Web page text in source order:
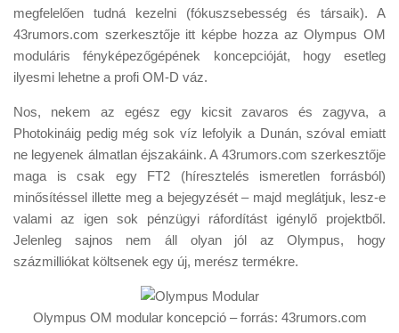
megfelelően tudná kezelni (fókuszsebesség és társaik). A
43rumors.com szerkesztője itt képbe hozza az Olympus OM
moduláris fényképezőgépének koncepcióját, hogy esetleg
ilyesmi lehetne a profi OM-D váz.
Nos, nekem az egész egy kicsit zavaros és zagyva, a
Photokináig pedig még sok víz lefolyik a Dunán, szóval emiatt
ne legyenek álmatlan éjszakáink. A 43rumors.com szerkesztője
maga is csak egy FT2 (híresztelés ismeretlen forrásból)
minősítéssel illette meg a bejegyzését – majd meglátjuk, lesz-e
valami az igen sok pénzügyi ráfordítást igénylő projektből.
Jelenleg sajnos nem áll olyan jól az Olympus, hogy
százmilliókat költsenek egy új, merész termékre.
Olympus OM modular koncepció – forrás: 43rumors.com